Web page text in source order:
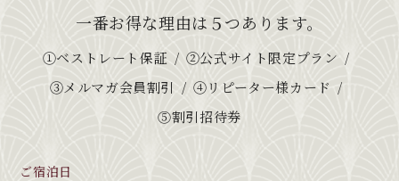
一番お得な理由は５つあります。
①ベストレート保証
②公式サイト限定プラン
③メルマガ会員割引
④リピーター様カード
⑤割引招待券
ご宿泊日